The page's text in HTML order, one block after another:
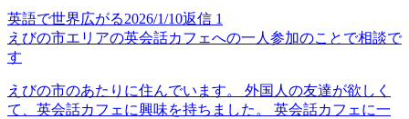
英語で世界広がる2026/1/10返信 1
えびの市エリアの英会話カフェへの一人参加のことで相談で
す
えびの市のあたりに住んでいます。 外国人の友達が欲しく
て、英会話カフェに興味を持ちました。 英会話カフェに一